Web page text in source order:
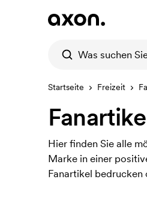
Startseite Freizeit
Hier finden Sie alle
Marke in einer
Fanartikel bedrucken